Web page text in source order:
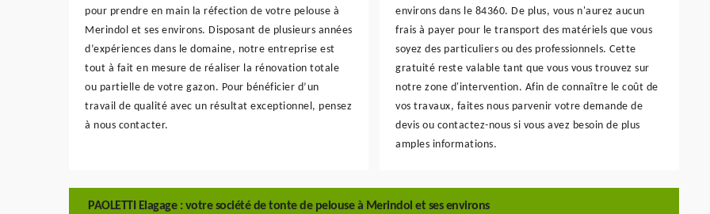
pour prendre en main la réfection de votre pelouse à
Merindol et ses environs. Disposant de plusieurs années
d’expériences dans le domaine, notre entreprise est
tout à fait en mesure de réaliser la rénovation totale
ou partielle de votre gazon. Pour bénéficier d’un
travail de qualité avec un résultat exceptionnel, pensez
à nous contacter.
environs dans le 84360. De plus, vous n'aurez aucun
frais à payer pour le transport des matériels que vous
soyez des particuliers ou des professionnels. Cette
gratuité reste valable tant que vous vous trouvez sur
notre zone d'intervention. Afin de connaître le coût de
vos travaux, faites nous parvenir votre demande de
devis ou contactez-nous si vous avez besoin de plus
amples informations.
PAOLETTI Elagage : votre société de tonte de pelouse à Merindol et ses environs